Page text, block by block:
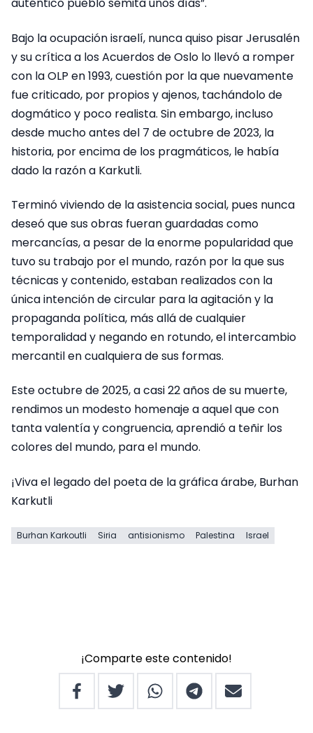
auténtico pueblo semita unos días”.
Bajo la ocupación israelí, nunca quiso pisar Jerusalén
y su crítica a los Acuerdos de Oslo lo llevó a romper
con la OLP en 1993, cuestión por la que nuevamente
fue criticado, por propios y ajenos, tachándolo de
dogmático y poco realista. Sin embargo, incluso
desde mucho antes del 7 de octubre de 2023, la
historia, por encima de los pragmáticos, le había
dado la razón a Karkutli.
Terminó viviendo de la asistencia social, pues nunca
deseó que sus obras fueran guardadas como
mercancías, a pesar de la enorme popularidad que
tuvo su trabajo por el mundo, razón por la que sus
técnicas y contenido, estaban realizados con la
única intención de circular para la agitación y la
propaganda política, más allá de cualquier
temporalidad y negando en rotundo, el intercambio
mercantil en cualquiera de sus formas.
Este octubre de 2025, a casi 22 años de su muerte,
rendimos un modesto homenaje a aquel que con
tanta valentía y congruencia, aprendió a teñir los
colores del mundo, para el mundo.
¡Viva el legado del poeta de la gráfica árabe, Burhan
Karkutli
Burhan Karkoutli Siria antisionismo Palestina Israel
¡Comparte este contenido!